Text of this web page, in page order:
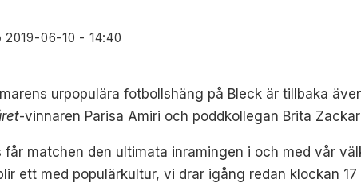
2019-06-10 - 14:40
urpopulära fotbollshäng på Bleck är tillbaka
-vinnaren Parisa Amiri och poddkollegan Brita
får matchen den ultimata inramingen i och med vår
ett med populärkultur, vi drar igång redan klockan